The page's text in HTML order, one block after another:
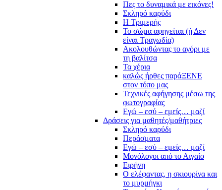
Πες το δυναμικά με εικόνες!
Σκληρό καρύδι
Η Τριμερής
Το σώμα αφηγείται (ή Δεν
είναι Τραγωδία)
Ακολουθώντας το αγόρι με
τη βαλίτσα
Τα χέρια
καλώς ήρθες παράΞΕΝΕ
στον τόπο μας
Τεχνικές αφήγησης μέσω της
φωτογραφίας
Εγώ – εσύ – εμείς… μαζί
Δράσεις για μαθητές/μαθήτριες
Σκληρό καρύδι
Περάσματα
Εγώ – εσύ – εμείς… μαζί
Μονόλογοι από το Αιγαίο
Ειρήνη
Ο ελέφαντας, η σκιουρίνα και
το μυρμήγκι